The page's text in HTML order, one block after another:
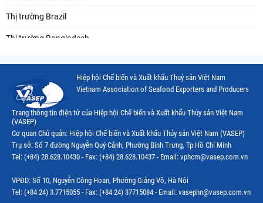
Thị trường Brazil
Thị trường Bangladesh
Thị trường Canada
Thị trường Ecuador
Thị trường EU
Thị trường Indonesia
Thị trường Mỹ
Hiệp hội Chế biến và Xuất khẩu Thuỷ sản Việt Nam
Vietnam Association of Seafood Exporters and Producers
Trang thông tin điện tử của Hiệp hội Chế biến và Xuất khẩu Thủy sản Việt Nam
(VASEP)
Cơ quan Chủ quản: Hiệp hội Chế biến và Xuất khẩu Thủy sản Việt Nam (VASEP)
Trụ sở: Số 7 đường Nguyễn Quý Cảnh, Phường Bình Trưng, Tp.Hồ Chí Minh
Tel: (+84) 28.628.10430 - Fax: (+84) 28.628.10437 - Email: vphcm@vasep.com.vn
VPĐD: Số 10, Nguyễn Công Hoan, Phường Giảng Võ, Hà Nội
Tel: (+84 24) 3.7715055 - Fax: (+84 24) 37715084 - Email: vasephn@vasep.com.vn